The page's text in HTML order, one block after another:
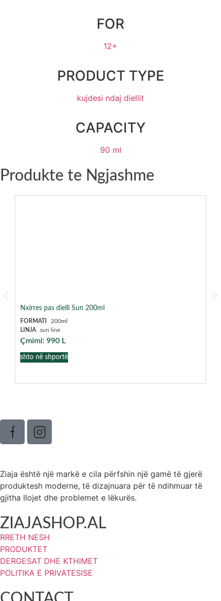
FOR
12+
PRODUCT TYPE
kujdesi ndaj diellit
CAPACITY
90 ml
Produkte te Ngjashme
Nxirres pas dielli Sun 200ml
FORMATI
200ml
LINJA
sun line
Çmimi: 990 L
shto në shportë
Ziaja është një markë e cila përfshin një gamë të gjerë
produktesh moderne, të dizajnuara për të ndihmuar të
gjitha llojet dhe problemet e lëkurës.
ZIAJASHOP.AL
RRETH NESH
PRODUKTET
DERGESAT DHE KTHIMET
POLITIKA E PRIVATESISE